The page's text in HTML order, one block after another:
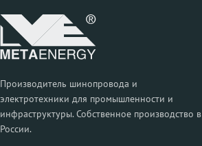
Производитель шинопровода и
электротехники для промышленности и
инфраструктуры. Собственное производство в
России.